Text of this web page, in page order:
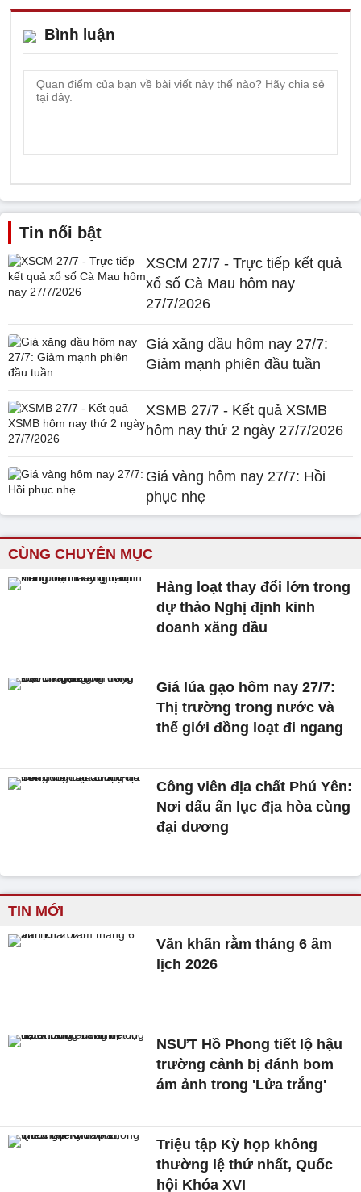
Bình luận
Tin nổi bật
XSCM 27/7 - Trực tiếp kết quả
xổ số Cà Mau hôm nay
27/7/2026
Giá xăng dầu hôm nay 27/7:
Giảm mạnh phiên đầu tuần
XSMB 27/7 - Kết quả XSMB
hôm nay thứ 2 ngày 27/7/2026
Giá vàng hôm nay 27/7: Hồi
phục nhẹ
CÙNG CHUYÊN MỤC
Hàng loạt thay đổi lớn trong
dự thảo Nghị định kinh
doanh xăng dầu
Giá lúa gạo hôm nay 27/7:
Thị trường trong nước và
thế giới đồng loạt đi ngang
Công viên địa chất Phú Yên:
Nơi dấu ấn lục địa hòa cùng
đại dương
TIN MỚI
Văn khấn rằm tháng 6 âm
lịch 2026
NSƯT Hồ Phong tiết lộ hậu
trường cảnh bị đánh bom
ám ảnh trong 'Lửa trắng'
Triệu tập Kỳ họp không
thường lệ thứ nhất, Quốc
hội Khóa XVI